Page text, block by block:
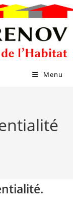
Menu